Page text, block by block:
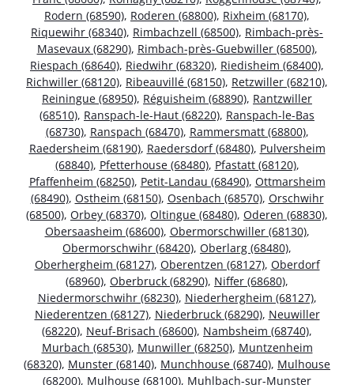
Rodern (68590), Roderen (68800), Rixheim (68170),
Riquewihr (68340), Rimbachzell (68500), Rimbach-près-
Masevaux (68290), Rimbach-près-Guebwiller (68500),
Riespach (68640), Riedwihr (68320), Riedisheim (68400),
Richwiller (68120), Ribeauvillé (68150), Retzwiller (68210),
Reiningue (68950), Réguisheim (68890), Rantzwiller
(68510), Ranspach-le-Haut (68220), Ranspach-le-Bas
(68730), Ranspach (68470), Rammersmatt (68800),
Raedersheim (68190), Raedersdorf (68480), Pulversheim
(68840), Pfetterhouse (68480), Pfastatt (68120),
Pfaffenheim (68250), Petit-Landau (68490), Ottmarsheim
(68490), Ostheim (68150), Osenbach (68570), Orschwihr
(68500), Orbey (68370), Oltingue (68480), Oderen (68830),
Obersaasheim (68600), Obermorschwiller (68130),
Obermorschwihr (68420), Oberlarg (68480),
Oberhergheim (68127), Oberentzen (68127), Oberdorf
(68960), Oberbruck (68290), Niffer (68680),
Niedermorschwihr (68230), Niederhergheim (68127),
Niederentzen (68127), Niederbruck (68290), Neuwiller
(68220), Neuf-Brisach (68600), Nambsheim (68740),
Murbach (68530), Munwiller (68250), Muntzenheim
(68320), Munster (68140), Munchhouse (68740), Mulhouse
(68200), Mulhouse (68100), Muhlbach-sur-Munster